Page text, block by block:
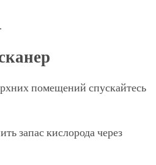
помещений спускайтесь
запас кислорода через